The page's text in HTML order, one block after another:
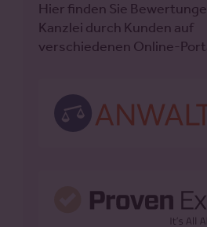
Hier finden Sie
Kanzlei durch Kunden auf
verschiedenen Online-